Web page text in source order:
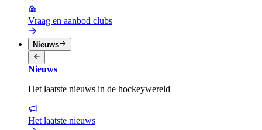
Vraag en aanbod clubs
Nieuws
Nieuws
Het laatste nieuws in de hockeywereld
Het laatste nieuws